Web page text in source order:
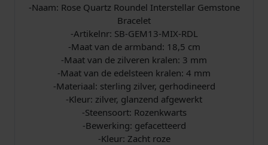
-Naam: Rose Quartz Roundel Interstellar Gemstone
Bracelet
-Artikelnr: SB-GEM13-MIX-RDL
-Maat van de armband: 18,5 cm
-Maat van de zilveren kralen: 3 mm
-Maat van de edelsteen kralen: 4 mm
-Materiaal: sterling zilver, gerhodineerd
-Kleur: zilver, glanzend afgewerkt
-Steensoort: Rozenkwarts
-Bewerking: gefacetteerd
-Kleur: Zacht roze